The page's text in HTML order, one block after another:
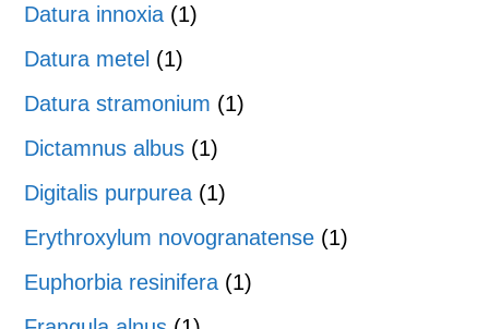
Datura innoxia (1)
Datura metel (1)
Datura stramonium (1)
Dictamnus albus (1)
Digitalis purpurea (1)
Erythroxylum novogranatense (1)
Euphorbia resinifera (1)